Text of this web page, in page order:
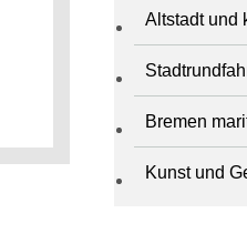
Altstadt und
Bremen
Kunst und